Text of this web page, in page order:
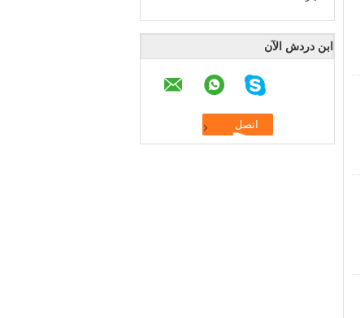
ابن دردش الآن